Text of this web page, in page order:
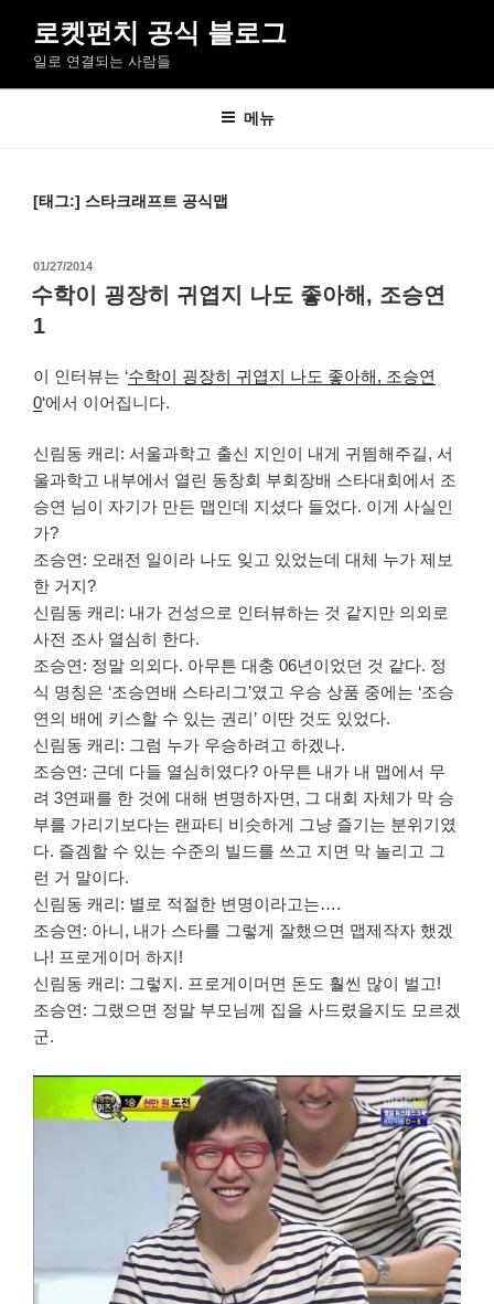
로
로켓펀치 공식 블로그
일로 연결되는 사람들
메뉴
[태그:] 스타크래프트 공식맵
작
성
일
자
01/27/2014
수학이 굉장히 귀엽지 나도 좋아해, 조승연
1
이 인터뷰는 ‘수학이 굉장히 귀엽지 나도 좋아해, 조승연
0‘에서 이어집니다.
신림동 캐리: 서울과학고 출신 지인이 내게 귀띔해주길, 서
울과학고 내부에서 열린 동창회 부회장배 스타대회에서 조
승연 님이 자기가 만든 맵인데 지셨다 들었다. 이게 사실인
가?
조승연: 오래전 일이라 나도 잊고 있었는데 대체 누가 제보
한 거지?
신림동 캐리: 내가 건성으로 인터뷰하는 것 같지만 의외로
사전 조사 열심히 한다.
조승연: 정말 의외다. 아무튼 대충 06년이었던 것 같다. 정
식 명칭은 ‘조승연배 스타리그’였고 우승 상품 중에는 ‘조승
연의 배에 키스할 수 있는 권리’ 이딴 것도 있었다.
신림동 캐리: 그럼 누가 우승하려고 하겠나.
조승연: 근데 다들 열심히였다? 아무튼 내가 내 맵에서 무
려 3연패를 한 것에 대해 변명하자면, 그 대회 자체가 막 승
부를 가리기보다는 랜파티 비슷하게 그냥 즐기는 분위기였
다. 즐겜할 수 있는 수준의 빌드를 쓰고 지면 막 놀리고 그
런 거 말이다.
신림동 캐리: 별로 적절한 변명이라고는….
조승연: 아니, 내가 스타를 그렇게 잘했으면 맵제작자 했겠
나! 프로게이머 하지!
신림동 캐리: 그렇지. 프로게이머면 돈도 훨씬 많이 벌고!
조승연: 그랬으면 정말 부모님께 집을 사드렸을지도 모르겠
군.